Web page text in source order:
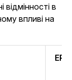
в
впливі на